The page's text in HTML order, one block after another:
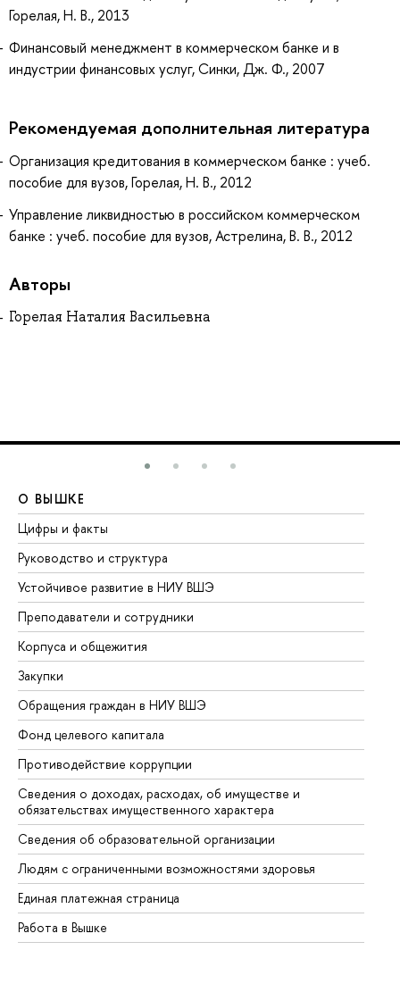
Горелая, Н. В., 2013
Финансовый менеджмент в коммерческом банке и в
индустрии финансовых услуг, Синки, Дж. Ф., 2007
Рекомендуемая дополнительная литература
Организация кредитования в коммерческом банке : учеб.
пособие для вузов, Горелая, Н. В., 2012
Управление ликвидностью в российском коммерческом
банке : учеб. пособие для вузов, Астрелина, В. В., 2012
Авторы
Горелая Наталия Васильевна
О ВЫШКЕ
Цифры и факты
Руководство и структура
Устойчивое развитие в НИУ ВШЭ
Преподаватели и сотрудники
Корпуса и общежития
Закупки
Обращения граждан в НИУ ВШЭ
Фонд целевого капитала
Противодействие коррупции
Сведения о доходах, расходах, об имуществе и
обязательствах имущественного характера
Сведения об образовательной организации
Людям с ограниченными возможностями здоровья
Единая платежная страница
Работа в Вышке